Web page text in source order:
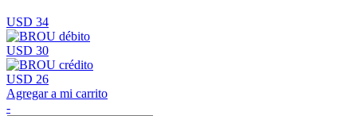
USD 34
USD 30
USD 26
Agregar a mi carrito
-